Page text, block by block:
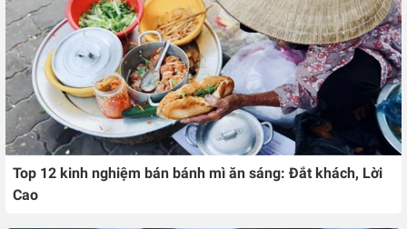
Top 12 kinh nghiệm bán bánh mì ăn sáng: Đắt khách, Lời
Cao